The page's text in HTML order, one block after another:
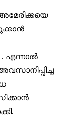
. എന്നാൽ